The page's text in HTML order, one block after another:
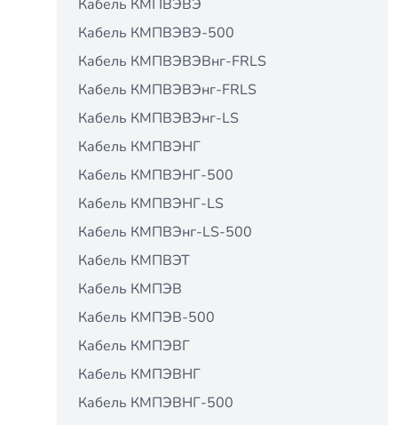
Кабель КМПВЭВЭ
Кабель КМПВЭВЭ-500
Кабель КМПВЭВЭВнг-FRLS
Кабель КМПВЭВЭнг-FRLS
Кабель КМПВЭВЭнг-LS
Кабель КМПВЭНГ
Кабель КМПВЭНГ-500
Кабель КМПВЭНГ-LS
Кабель КМПВЭнг-LS-500
Кабель КМПВЭТ
Кабель КМПЭВ
Кабель КМПЭВ-500
Кабель КМПЭВГ
Кабель КМПЭВНГ
Кабель КМПЭВНГ-500